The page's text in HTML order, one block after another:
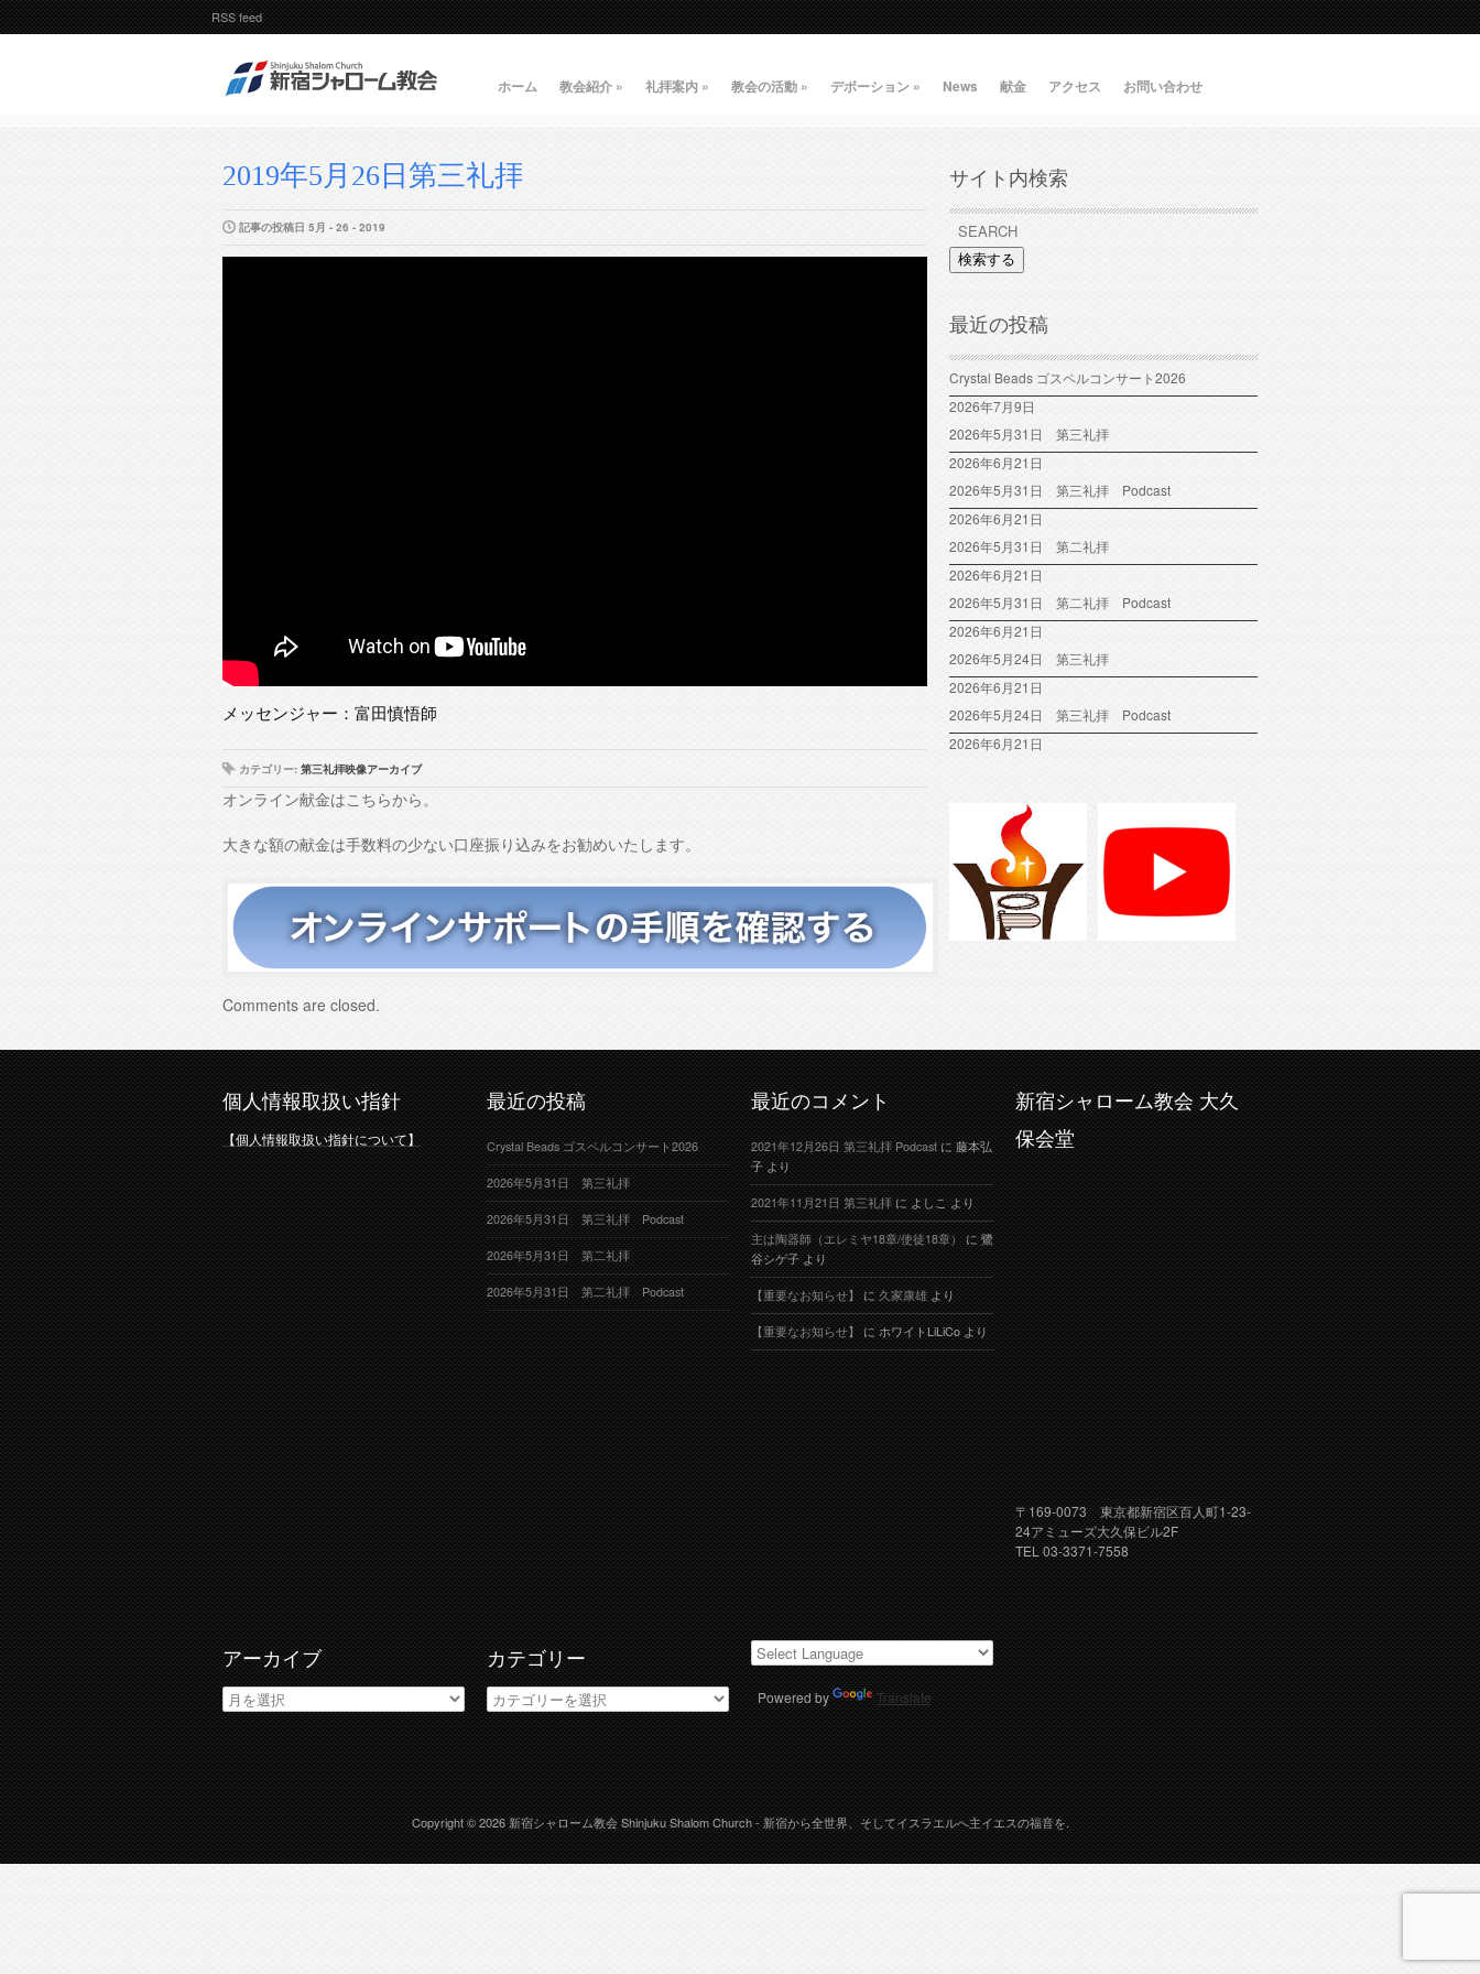
RSS feed
ホーム 教会紹介 » 礼拝案内 » 教会の活動 » デボーション » News 献金 アクセス お問い合わせ
2019年5月26日第三礼拝
記事の投稿日 5月 - 26 - 2019
メッセンジャー：富田慎悟師
カテゴリー: 第三礼拝映像アーカイブ
オンライン献金はこちらから。
大きな額の献金は手数料の少ない口座振り込みをお勧めいたします。
Comments are closed.
サイト内検索
検索する
最近の投稿
Crystal Beads ゴスペルコンサート2026
2026年7月9日
2026年5月31日 第三礼拝
2026年6月21日
2026年5月31日 第三礼拝 Podcast
2026年6月21日
2026年5月31日 第二礼拝
2026年6月21日
2026年5月31日 第二礼拝 Podcast
2026年6月21日
2026年5月24日 第三礼拝
2026年6月21日
2026年5月24日 第三礼拝 Podcast
2026年6月21日
個人情報取扱い指針
【個人情報取扱い指針について】
最近の投稿
Crystal Beads ゴスペルコンサート2026
2026年5月31日 第三礼拝
2026年5月31日 第三礼拝 Podcast
2026年5月31日 第二礼拝
2026年5月31日 第二礼拝 Podcast
最近のコメント
2021年12月26日 第三礼拝 Podcastに藤本弘
子より
2021年11月21日 第三礼拝によしこより
主は陶器師（エレミヤ18章/使徒18章）に鷺
谷シゲ子より
【重要なお知らせ】に久家康雄より
【重要なお知らせ】にホワイトLiLiCoより
新宿シャローム教会 大久
保会堂
〒169-0073 東京都新宿区百人町1-23-
24アミューズ大久保ビル2F
TEL 03-3371-7558
アーカイブ
ア
ー
カ
イ
ブ
カテゴリー
カ
テ
ゴ
リ
ー
Powered by Translate
Copyright © 2026新宿シャローム教会 Shinjuku Shalom Church- 新宿から全世界、そしてイスラエルへ主イエスの福音を.